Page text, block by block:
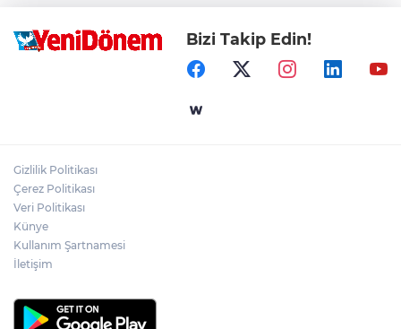
Bizi Takip Edin!
Gizlilik Politikası
Çerez Politikası
Veri Politikası
Künye
Kullanım Şartnamesi
İletişim